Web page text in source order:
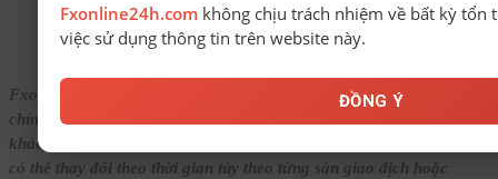
© Bản quyền thuộc về FxOnline24h.
Fxonline24h.com cung cấp nội dung tổng hợp về Forex, tin tức tài
chính, đánh giá sàn và các chương trình bonus với mục đích tham
khảo. Mọi thông tin trên website không phải là lời khuyên đầu tư và
có thể thay đổi theo thời gian tùy theo từng sàn giao dịch hoặc
Fxonline24h.com không chịu trách nhiệm về bất kỳ tổn
việc sử dụng thông tin trên website này.
ĐỒNG Ý